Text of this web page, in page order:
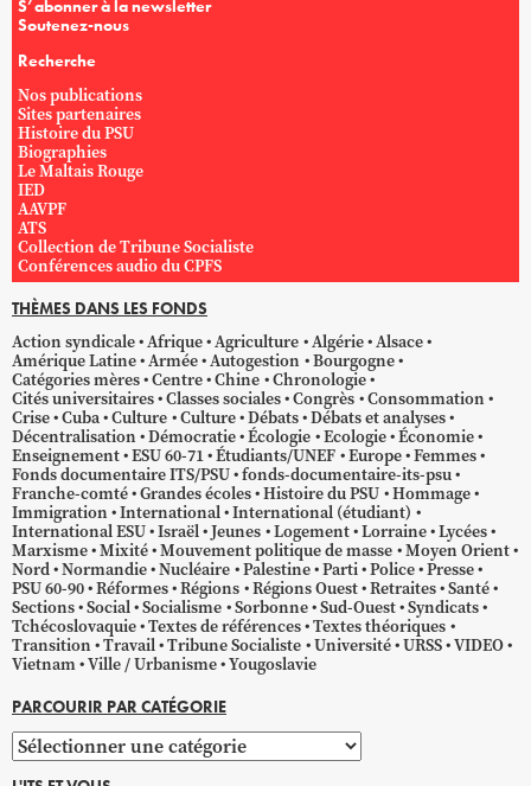
S’abonner à la newsletter
Soutenez-nous
Recherche
Nos publications
Sites partenaires
Histoire du PSU
Biographies
Le Maltais Rouge
IED
AAVPF
ATS
Collection de Tribune Socialiste
Conférences audio du CPFS
THÈMES DANS LES FONDS
Action syndicale Afrique Agriculture Algérie Alsace
Amérique Latine Armée Autogestion
Bourgogne
Catégories mères Centre Chine Chronologie
Cités universitaires Classes sociales Congrès Consommation
Crise Cuba Culture Culture Débats Débats et analyses
Décentralisation Démocratie Écologie Ecologie Économie
Enseignement ESU 60-71 Étudiants/UNEF Europe Femmes
Fonds documentaire ITS/PSU fonds-documentaire-its-psu
Franche-comté Grandes écoles Histoire du PSU Hommage
Immigration International International (étudiant)
International ESU Israël Jeunes Logement Lorraine Lycées
Marxisme Mixité Mouvement politique de masse Moyen Orient
Nord Normandie Nucléaire Palestine Parti Police Presse
PSU 60-90 Réformes Régions Régions Ouest Retraites Santé
Sections Social Socialisme Sorbonne Sud-Ouest Syndicats
Tchécoslovaquie Textes de références Textes théoriques
Transition Travail Tribune Socialiste Université URSS VIDEO
Vietnam Ville / Urbanisme Yougoslavie
PARCOURIR PAR CATÉGORIE
Parcourir
par